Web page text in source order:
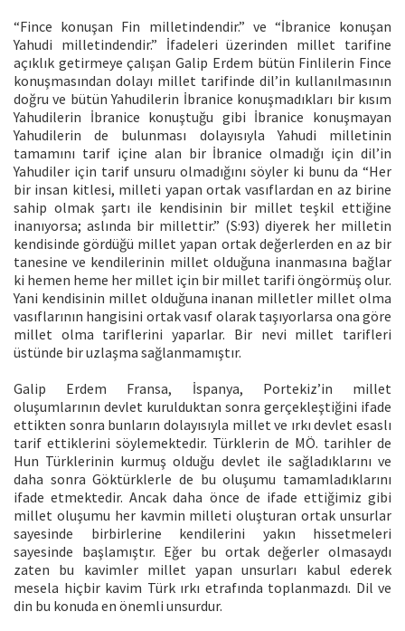
“Fince konuşan Fin milletindendir.” ve “İbranice konuşan
Yahudi milletindendir.” İfadeleri üzerinden millet tarifine
açıklık getirmeye çalışan Galip Erdem bütün Finlilerin Fince
konuşmasından dolayı millet tarifinde dil’in kullanılmasının
doğru ve bütün Yahudilerin İbranice konuşmadıkları bir kısım
Yahudilerin İbranice konuştuğu gibi İbranice konuşmayan
Yahudilerin de bulunması dolayısıyla Yahudi milletinin
tamamını tarif içine alan bir İbranice olmadığı için dil’in
Yahudiler için tarif unsuru olmadığını söyler ki bunu da “Her
bir insan kitlesi, milleti yapan ortak vasıflardan en az birine
sahip olmak şartı ile kendisinin bir millet teşkil ettiğine
inanıyorsa; aslında bir millettir.” (S:93) diyerek her milletin
kendisinde gördüğü millet yapan ortak değerlerden en az bir
tanesine ve kendilerinin millet olduğuna inanmasına bağlar
ki hemen heme her millet için bir millet tarifi öngörmüş olur.
Yani kendisinin millet olduğuna inanan milletler millet olma
vasıflarının hangisini ortak vasıf olarak taşıyorlarsa ona göre
millet olma tariflerini yaparlar. Bir nevi millet tarifleri
üstünde bir uzlaşma sağlanmamıştır.
Galip Erdem Fransa, İspanya, Portekiz’in millet
oluşumlarının devlet kurulduktan sonra gerçekleştiğini ifade
ettikten sonra bunların dolayısıyla millet ve ırkı devlet esaslı
tarif ettiklerini söylemektedir. Türklerin de MÖ. tarihler de
Hun Türklerinin kurmuş olduğu devlet ile sağladıklarını ve
daha sonra Göktürklerle de bu oluşumu tamamladıklarını
ifade etmektedir. Ancak daha önce de ifade ettiğimiz gibi
millet oluşumu her kavmin milleti oluşturan ortak unsurlar
sayesinde birbirlerine kendilerini yakın hissetmeleri
sayesinde başlamıştır. Eğer bu ortak değerler olmasaydı
zaten bu kavimler millet yapan unsurları kabul ederek
mesela hiçbir kavim Türk ırkı etrafında toplanmazdı. Dil ve
din bu konuda en önemli unsurdur.